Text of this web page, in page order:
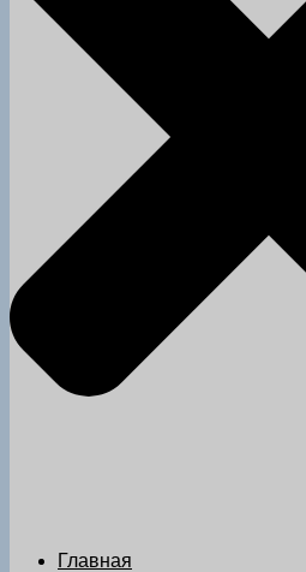
Главная